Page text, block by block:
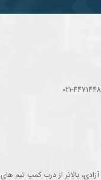
بالاتر از درب کمپ تیم های